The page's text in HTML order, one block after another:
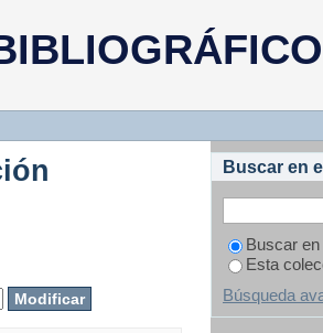
Buscar en
Buscar
Esta
Búsqueda